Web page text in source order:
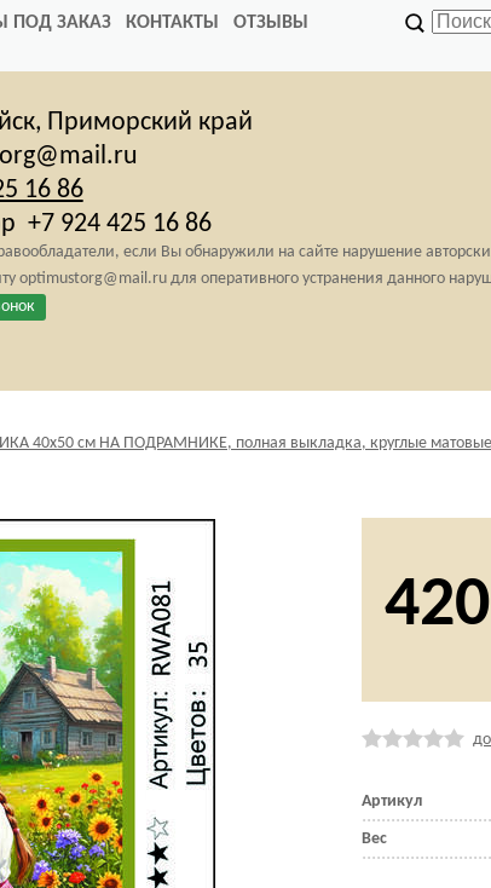
ПОД ЗАКАЗ КОНТАКТЫ
ОТЗЫВЫ
Приморский край
16 86
+7 924 425 16 86
если Вы обнаружили на сайте нарушение
optimustorg@mail.ru для оперативного устранения данного
40х50 см НА ПОДРАМНИКЕ, полная выкладка, круглые матовые
420
Артикул
Вес